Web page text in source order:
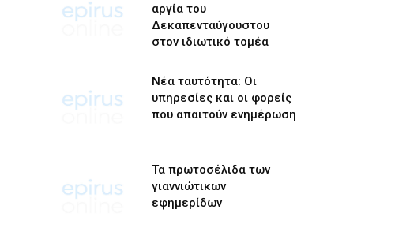
αργία του
Δεκαπενταύγουστου
στον ιδιωτικό τομέα
Νέα ταυτότητα: Οι
υπηρεσίες και οι φορείς
που απαιτούν ενημέρωση
Τα πρωτοσέλιδα των
γιαννιώτικων
εφημερίδων